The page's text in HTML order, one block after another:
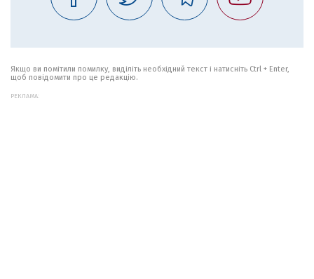
Якщо ви помітили помилку, виділіть необхідний текст і натисніть Ctrl + Enter,
щоб повідомити про це редакцію.
РЕКЛАМА: